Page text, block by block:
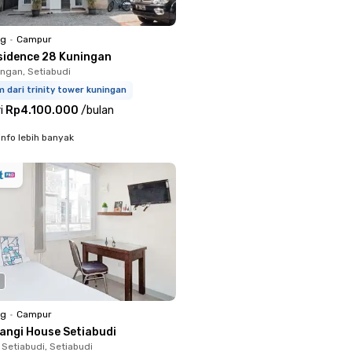
• Campur
28 Kuningan
Setiabudi
dari trinity tower kuningan
Rp4.100.000 /bulan
lebih banyak
• Campur
House Setiabudi
Setiabudi, Setiabudi